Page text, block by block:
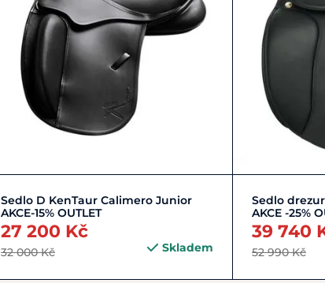
Zobrazit detail
Sedlo D KenTaur Calimero Junior
AKCE-15% OUTLET
27 200 Kč
32 000 Kč Skladem
Sedlo
AKCE -25%
39 740
52 990 Kč